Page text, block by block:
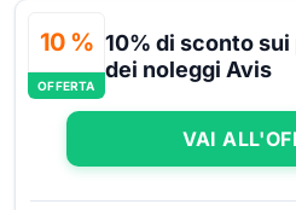
10 %
OFFERTA
10% di sconto
dei noleggi Avis
VAI